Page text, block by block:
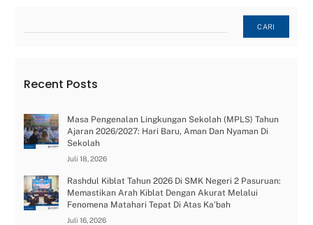
CARI
Recent Posts
Masa Pengenalan Lingkungan Sekolah (MPLS) Tahun
Ajaran 2026/2027: Hari Baru, Aman Dan Nyaman Di
Sekolah
Juli 18, 2026
Rashdul Kiblat Tahun 2026 Di SMK Negeri 2 Pasuruan:
Memastikan Arah Kiblat Dengan Akurat Melalui
Fenomena Matahari Tepat Di Atas Ka’bah
Juli 16, 2026